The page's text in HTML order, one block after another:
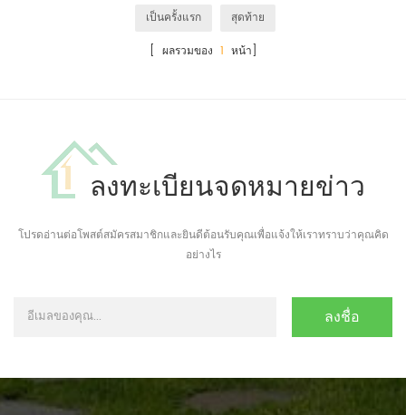
เป็นครั้งแรก
สุดท้าย
[ ผลรวมของ 1 หน้า]
ลงทะเบียนจดหมายข่าว
โปรดอ่านต่อโพสต์สมัครสมาชิกและยินดีต้อนรับคุณเพื่อแจ้งให้เราทราบว่าคุณคิด
อย่างไร